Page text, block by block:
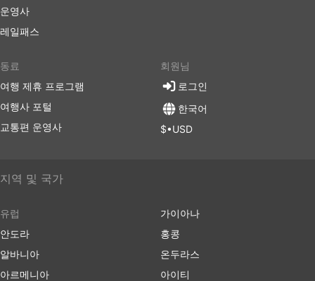
운영사
레일패스
동료
여행 제휴 프로그램
여행사 포털
교통편 운영사
회원님
로그인
한국어
$•USD
지역 및 국가
유럽
안도라
알바니아
아르메니아
가이아나
홍콩
온두라스
아이티